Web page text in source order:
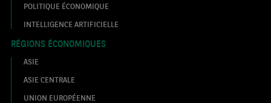
POLITIQUE ÉCONOMIQUE
INTELLIGENCE ARTIFICIELLE
RÉGIONS ÉCONOMIQUES
ASIE
ASIE CENTRALE
UNION EUROPÉENNE